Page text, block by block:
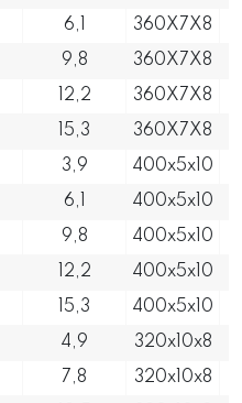
6,1 360X7X8
9,8 360X7X8
12,2 360X7X8
15,3 360X7X8
3,9 400x5x10
6,1 400x5x10
9,8 400x5x10
12,2 400x5x10
15,3 400x5x10
4,9 320x10x8
7,8 320x10x8